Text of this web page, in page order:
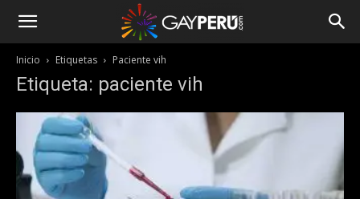
Inicio Etiquetas Paciente vih
Etiqueta: paciente vih